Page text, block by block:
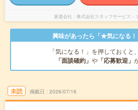
派遣会社 株式会社スタッフサービス・
興味があったら「★気になる！
「気になる！」を押しておくと
「面談確約」 や 「応募歓迎」
未読 掲載日 2026/07/16